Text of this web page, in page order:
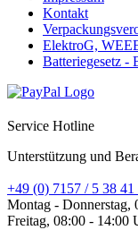
Kontakt
ElektroG,
Batteriegesetz -
Service Hotline
Unterstützung und
+49 (0) 7157 / 5 38 41
Montag - Donnerstag,
Freitag, 08:00 - 14:00